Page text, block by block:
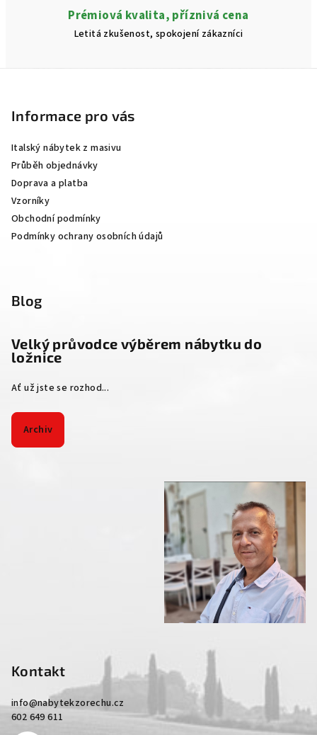
Prémiová kvalita, příznivá cena
Letitá zkušenost, spokojení zákazníci
Informace pro vás
Italský nábytek z masivu
Průběh objednávky
Doprava a platba
Vzorníky
Obchodní podmínky
Podmínky ochrany osobních údajů
Blog
Velký průvodce výběrem nábytku do
ložnice
Ať už jste se rozhod...
Archiv
Kontakt
info@nabytekzorechu.cz
602 649 611